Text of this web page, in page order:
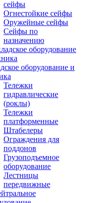
сейфы
Огнестойкие сейфы
Оружейные сейфы
Сейфы по
назначению
оборудование и
Тележки
гидравлические
(роклы)
Тележки
платформенные
Штабелеры
Ограждения для
поддонов
Грузоподъемное
оборудование
Лестницы
передвижные